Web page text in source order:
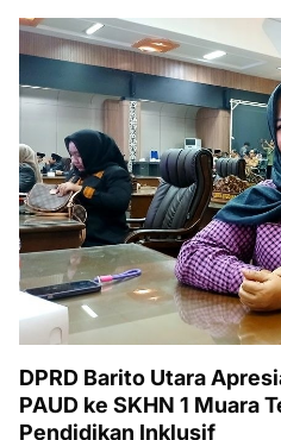
DPRD Barito Utara
PAUD ke SKHN 1 Muara
Pendidikan Inklusif